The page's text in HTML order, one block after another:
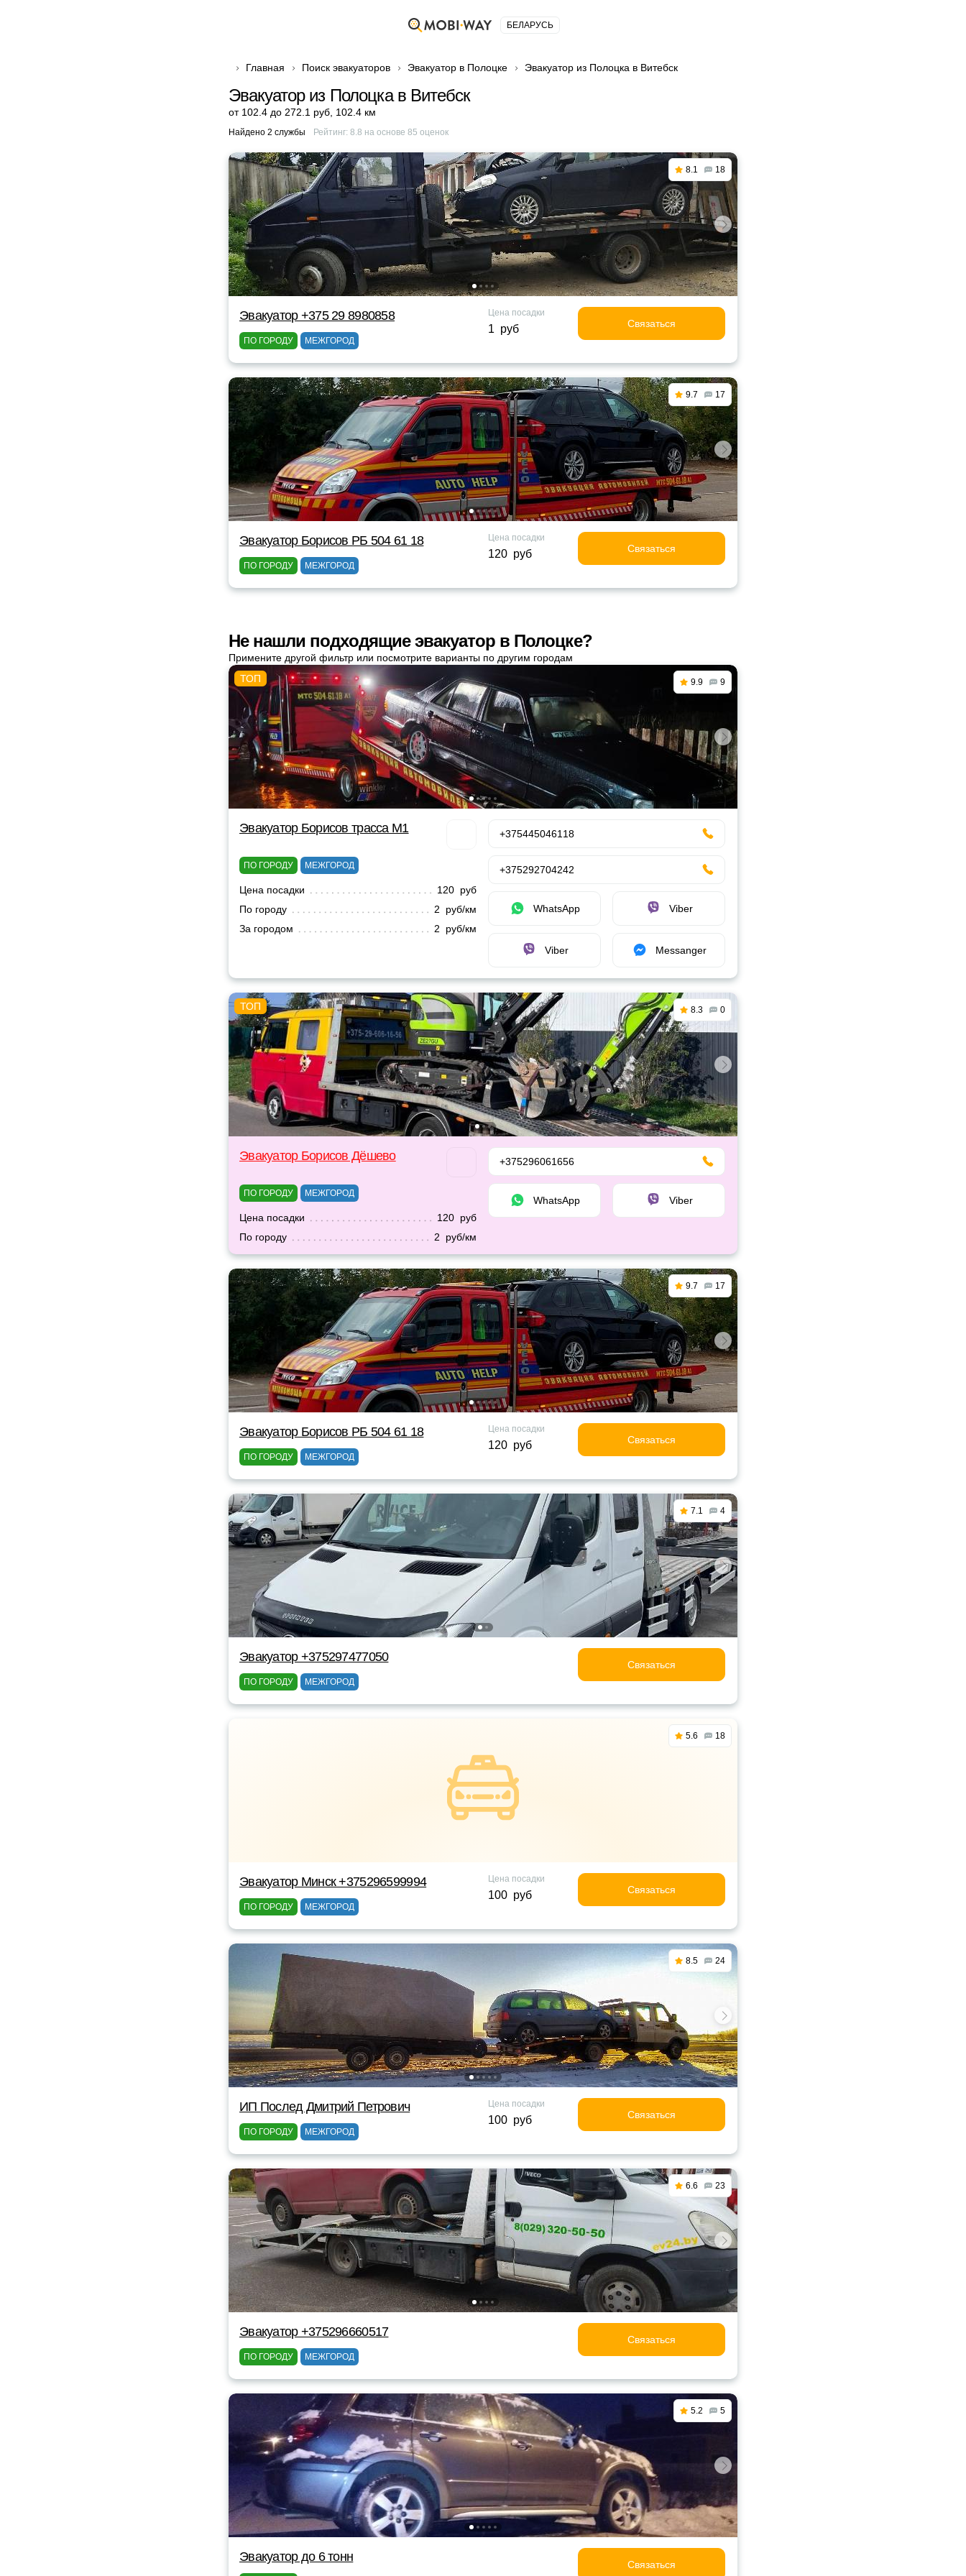
БЕЛАРУСЬ
Главная Поиск эвакуаторов Эвакуатор в Полоцке Эвакуатор из Полоцка в Витебск
Эвакуатор из Полоцка в Витебск
от 102.4 до 272.1 руб 102.4 км
Найдено 2 службы Рейтинг: 8.8 на основе 85 оценок
8.1 18
Эвакуатор +375 29 8980858
ПО ГОРОДУ МЕЖГОРОД
Цена посадки
1 руб Связаться
9.7 17
Эвакуатор Борисов РБ 504 61 18
ПО ГОРОДУ МЕЖГОРОД
Цена посадки
120 руб Связаться
Не нашли подходящие эвакуатор в Полоцке?
Примените другой фильтр или посмотрите варианты по другим городам
9.9 9
Эвакуатор Борисов трасса М1
ПО ГОРОДУ МЕЖГОРОД
Цена посадки
120 руб
По городу
2 руб/км
За городом
2 руб/км
+375445046118
+375292704242
WhatsApp Viber
Viber Messanger
8.3 0
Эвакуатор Борисов Дёшево
ПО ГОРОДУ МЕЖГОРОД
Цена посадки
120 руб
По городу
2 руб/км
+375296061656
WhatsApp Viber
9.7 17
Эвакуатор Борисов РБ 504 61 18
ПО ГОРОДУ МЕЖГОРОД
Цена посадки
120 руб Связаться
7.1 4
Эвакуатор +375297477050
ПО ГОРОДУ МЕЖГОРОД
Связаться
5.6 18
Эвакуатор Минск +375296599994
ПО ГОРОДУ МЕЖГОРОД
Цена посадки
100 руб Связаться
8.5 24
ИП Послед Дмитрий Петрович
ПО ГОРОДУ МЕЖГОРОД
Цена посадки
100 руб Связаться
6.6 23
Эвакуатор +375296660517
ПО ГОРОДУ МЕЖГОРОД
Связаться
5.2 5
Эвакуатор до 6 тонн
Связаться